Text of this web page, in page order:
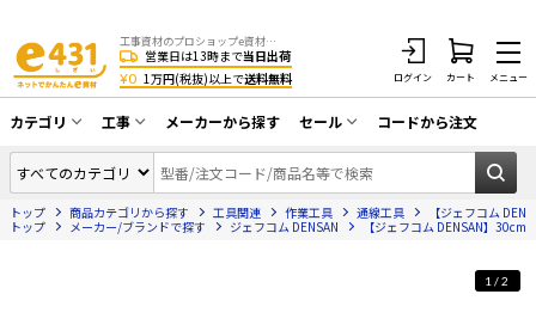
工事資材のプロショップe資材 CATV・アンテナ・防犯・光・LAN・電気・空調工事など
営業日は13時まで当日出荷
¥0 1万円(税抜)以上で送料無料 ログイン カート メニュー
カテゴリ
同軸ケーブル／テレビ用接栓／関連工具
アンテナ・取付金具・ブースター／CATV
部材類
工事
CATV・アンテナ工事
光工事・FTTH工事
メーカーから探す セール
在庫一掃セール
コードから注文
トップ 商品カテゴリから探す 工具関連 作業工具 通線工具
【ジェフコム
トップ
メーカー/ブランドで探す ジェフコム DENSAN 【ジェフコム DENSAN】
1/2